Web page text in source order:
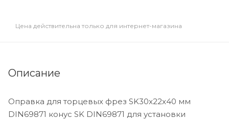
Цена действительна только для интернет-магазина
Описание
Оправка для торцевых фрез SK30x22x40 мм
DIN69871 конус SK DIN69871 для установки